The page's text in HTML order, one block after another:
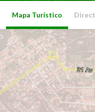
Mapa Turístico